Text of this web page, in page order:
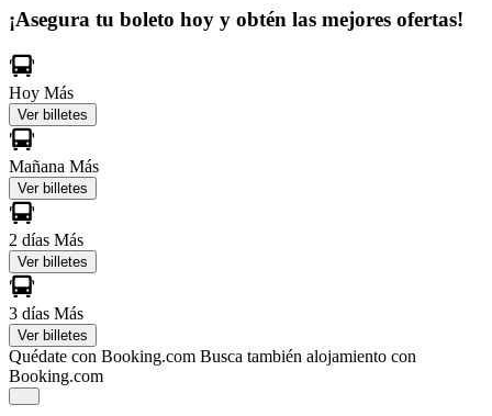
¡Asegura tu boleto hoy y obtén las mejores ofertas!
Hoy Más
Ver billetes
Mañana Más
Ver billetes
2 días Más
Ver billetes
3 días Más
Ver billetes
Quédate con Booking.com Busca también alojamiento con
Booking.com